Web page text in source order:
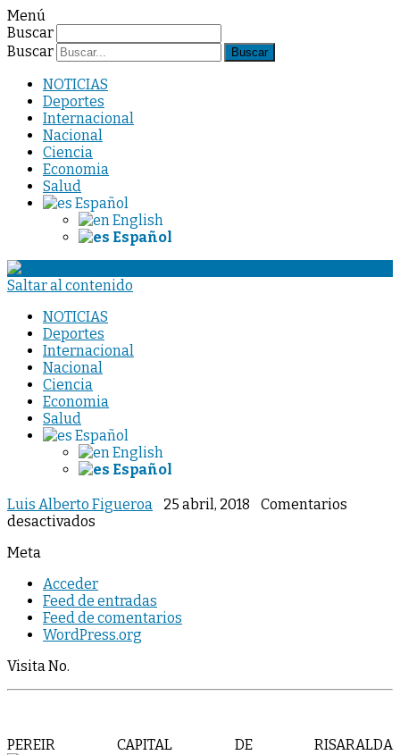
Menú
Buscar
Buscar
NOTICIAS
Deportes
Internacional
Nacional
Ciencia
Economia
Salud
Español
English
Español
Saltar al contenido
NOTICIAS
Deportes
Internacional
Nacional
Ciencia
Economia
Salud
Español
English
Español
Luis Alberto Figueroa 25 abril, 2018
Comentarios
desactivados
Meta
Acceder
Feed de entradas
Feed de comentarios
WordPress.org
Visita No.
PEREIR CAPITAL DE RISARALDA